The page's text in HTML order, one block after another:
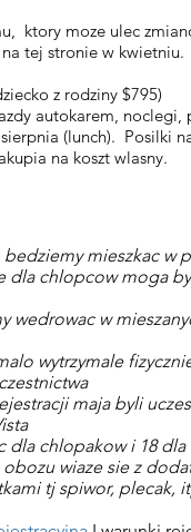
ktory moze ulec
tej stronie w kwietniu.
z rodziny $795)
autokarem, noclegi,
(lunch). Posilki
na koszt wlasny.
mieszkac w
chlopcow moga
wedrowac w
wytrzymale
maja byli
dla chlopakow i 18 dla
wiaze sie z
tj spiwor, plecak,